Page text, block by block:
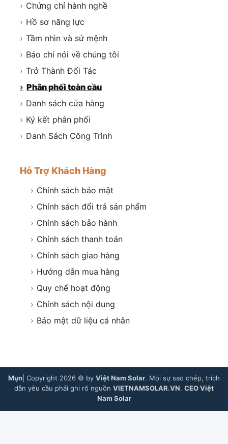
› Chứng chỉ hành nghề
› Hồ sơ năng lực
› Tầm nhìn và sứ mệnh
› Báo chí nói về chúng tôi
› Trở Thành Đối Tác
› Phân phối toàn cầu
› Danh sách cửa hàng
› Ký kết phân phối
› Danh Sách Công Trình
Hỗ Trợ Khách Hàng
› Chính sách bảo mật
› Chính sách đổi trả sản phẩm
› Chính sách bảo hành
› Chính sách thanh toán
› Chính sách giao hàng
› Hướng dẫn mua hàng
› Quy chế hoạt động
› Chính sách nội dung
› Bảo mật dữ liệu cá nhân
Mụn | Copyright 2026 © by Việt Nam Solar. Mọi sự sao chép, trích
dẫn yêu cầu phải ghi rõ nguồn VIETNAMSOLAR.VN. CEO Việt
Nam Solar